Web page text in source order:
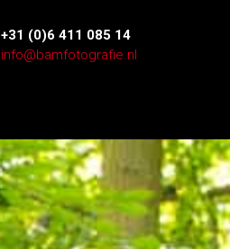
+31 (0)6 411 085 14
info@bamfotografie.nl